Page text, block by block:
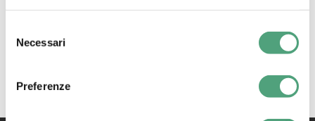
delNecessari
Preferenze
“ELETTRIFICARE
POSSIBILE”